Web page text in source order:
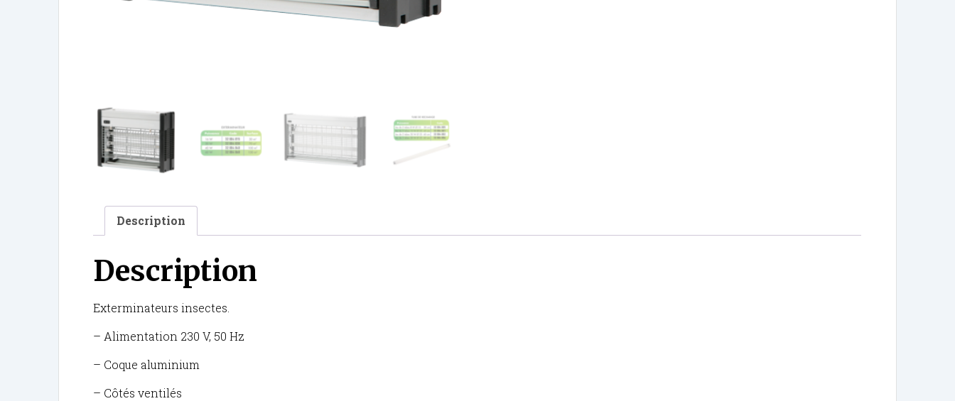
Description
Description
Exterminateurs insectes.
– Alimentation 230 V, 50 Hz
– Coque aluminium
– Côtés ventilés